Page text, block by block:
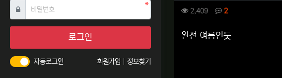
컨텐츠 정보
2,409조회 2댓글
본문
완전 여름인듯
비밀번호필수
로그인
자동로그인 회원가입 정보찾기